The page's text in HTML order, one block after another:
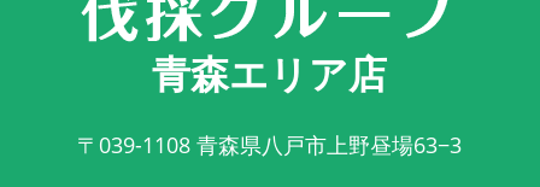
青森エリア店
〒039-1108 青森県八戸市上野昼場63−3